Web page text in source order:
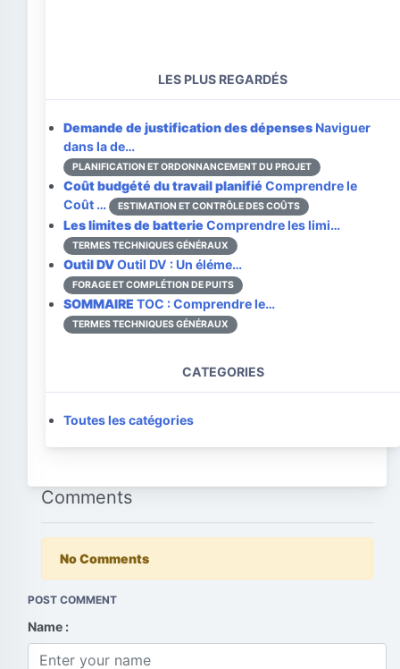
LES PLUS REGARDÉS
Demande de justification des dépenses Naviguer
dans la de…
PLANIFICATION ET ORDONNANCEMENT DU PROJET
Coût budgété du travail planifié Comprendre le
Coût …
ESTIMATION ET CONTRÔLE DES COÛTS
Les limites de batterie Comprendre les limi…
TERMES TECHNIQUES GÉNÉRAUX
Outil DVOutil DV : Un éléme…
FORAGE ET COMPLÉTION DE PUITS
SOMMAIRE TOC : Comprendre le…
TERMES TECHNIQUES GÉNÉRAUX
CATEGORIES
Toutes les catégories
Comments
No Comments
POST COMMENT
Name :